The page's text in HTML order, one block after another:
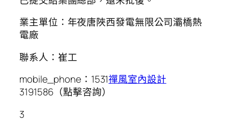
業主單位：年夜唐陜西發電無限公司灞橋熱
電廠
聯系人：崔工
mobile_phone：1531禪風室內設計
3191586（點擊咨詢）
3